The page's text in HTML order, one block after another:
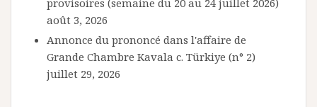
provisoires (semaine du 20 au 24 juillet 2026)
août 3, 2026
Annonce du prononcé dans l'affaire de
Grande Chambre Kavala c. Türkiye (n° 2)
juillet 29, 2026